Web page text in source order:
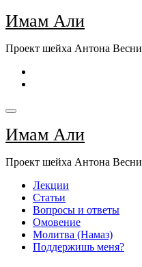
Перейти
к
Имам Али
Проект шейха Антона
Имам Али
Проект шейха Антона
Лекции
Статьи
Вопросы и ответы
Омовение
Молитва (Намаз)
Поддержишь меня?